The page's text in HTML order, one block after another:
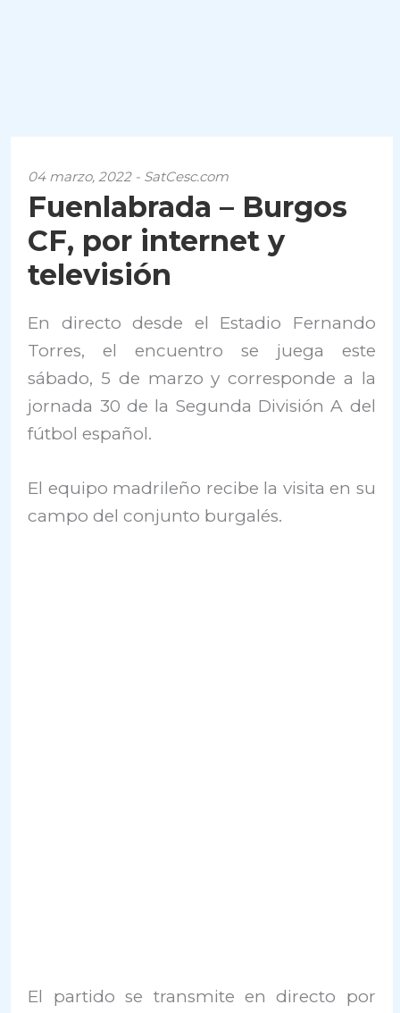
04 marzo, 2022 - SatCesc.com
Fuenlabrada – Burgos
CF, por internet y
televisión
En directo desde el Estadio Fernando
Torres, el encuentro se juega este
sábado, 5 de marzo y corresponde a la
jornada 30 de la Segunda División A del
fútbol español.
El equipo madrileño recibe la visita en su
campo del conjunto burgalés.
El partido se transmite en directo por